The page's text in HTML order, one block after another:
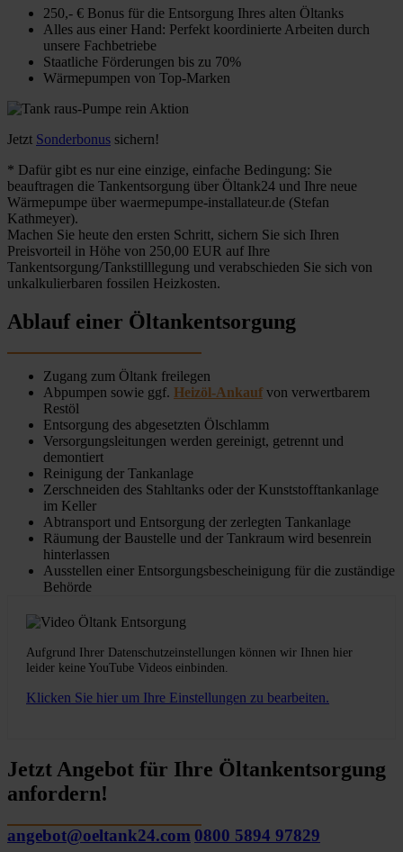
250,- € Bonus für die Entsorgung Ihres alten Öltanks
Alles aus einer Hand: Perfekt koordinierte Arbeiten durch
unsere Fachbetriebe
Staatliche Förderungen bis zu 70%
Wärmepumpen von Top-Marken
Jetzt Sonderbonus sichern!
* Dafür gibt es nur eine einzige, einfache Bedingung: Sie
beauftragen die Tankentsorgung über Öltank24 und Ihre neue
Wärmepumpe über waermepumpe-installateur.de (Stefan
Kathmeyer).
Machen Sie heute den ersten Schritt, sichern Sie sich Ihren
Preisvorteil in Höhe von 250,00 EUR auf Ihre
Tankentsorgung/Tankstilllegung und verabschieden Sie sich von
unkalkulierbaren fossilen Heizkosten.
Ablauf einer Öltankentsorgung
Zugang zum Öltank freilegen
Abpumpen sowie ggf. Heizöl-Ankauf von verwertbarem
Restöl
Entsorgung des abgesetzten Ölschlamm
Versorgungsleitungen werden gereinigt, getrennt und
demontiert
Reinigung der Tankanlage
Zerschneiden des Stahltanks oder der Kunststofftankanlage
im Keller
Abtransport und Entsorgung der zerlegten Tankanlage
Räumung der Baustelle und der Tankraum wird besenrein
hinterlassen
Ausstellen einer Entsorgungsbescheinigung für die zuständige
Behörde
Aufgrund Ihrer Datenschutzeinstellungen können wir Ihnen hier
leider keine YouTube Videos einbinden.
Klicken Sie hier um Ihre Einstellungen zu bearbeiten.
Jetzt Angebot für Ihre Öltankentsorgung
anfordern!
angebot@oeltank24.com 0800 5894 97829